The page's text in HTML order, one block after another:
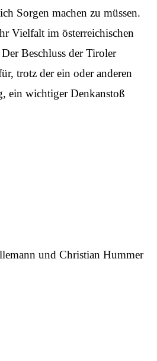
Sorgen machen zu müssen.
Vielfalt im österreichischen
Beschluss der Tiroler
trotz der ein oder anderen
ein wichtiger Denkanstoß
und Christian Hummer